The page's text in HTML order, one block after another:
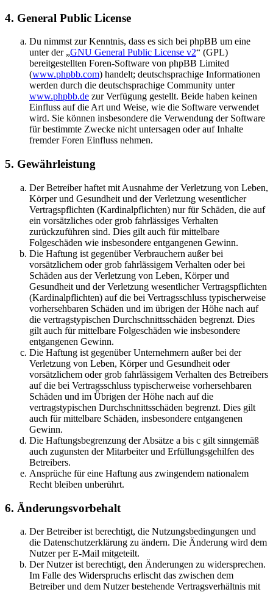
4. General Public License
Du nimmst zur Kenntnis, dass es sich bei phpBB um eine
unter der „GNU General Public License v2“ (GPL)
bereitgestellten Foren-Software von phpBB Limited
(www.phpbb.com) handelt; deutschsprachige Informationen
werden durch die deutschsprachige Community unter
www.phpbb.de zur Verfügung gestellt. Beide haben keinen
Einfluss auf die Art und Weise, wie die Software verwendet
wird. Sie können insbesondere die Verwendung der Software
für bestimmte Zwecke nicht untersagen oder auf Inhalte
fremder Foren Einfluss nehmen.
5. Gewährleistung
Der Betreiber haftet mit Ausnahme der Verletzung von Leben,
Körper und Gesundheit und der Verletzung wesentlicher
Vertragspflichten (Kardinalpflichten) nur für Schäden, die auf
ein vorsätzliches oder grob fahrlässiges Verhalten
zurückzuführen sind. Dies gilt auch für mittelbare
Folgeschäden wie insbesondere entgangenen Gewinn.
Die Haftung ist gegenüber Verbrauchern außer bei
vorsätzlichem oder grob fahrlässigem Verhalten oder bei
Schäden aus der Verletzung von Leben, Körper und
Gesundheit und der Verletzung wesentlicher Vertragspflichten
(Kardinalpflichten) auf die bei Vertragsschluss typischerweise
vorhersehbaren Schäden und im übrigen der Höhe nach auf
die vertragstypischen Durchschnittsschäden begrenzt. Dies
gilt auch für mittelbare Folgeschäden wie insbesondere
entgangenen Gewinn.
Die Haftung ist gegenüber Unternehmern außer bei der
Verletzung von Leben, Körper und Gesundheit oder
vorsätzlichem oder grob fahrlässigem Verhalten des Betreibers
auf die bei Vertragsschluss typischerweise vorhersehbaren
Schäden und im Übrigen der Höhe nach auf die
vertragstypischen Durchschnittsschäden begrenzt. Dies gilt
auch für mittelbare Schäden, insbesondere entgangenen
Gewinn.
Die Haftungsbegrenzung der Absätze a bis c gilt sinngemäß
auch zugunsten der Mitarbeiter und Erfüllungsgehilfen des
Betreibers.
Ansprüche für eine Haftung aus zwingendem nationalem
Recht bleiben unberührt.
6. Änderungsvorbehalt
Der Betreiber ist berechtigt, die Nutzungsbedingungen und
die Datenschutzerklärung zu ändern. Die Änderung wird dem
Nutzer per E-Mail mitgeteilt.
Der Nutzer ist berechtigt, den Änderungen zu widersprechen.
Im Falle des Widerspruchs erlischt das zwischen dem
Betreiber und dem Nutzer bestehende Vertragsverhältnis mit